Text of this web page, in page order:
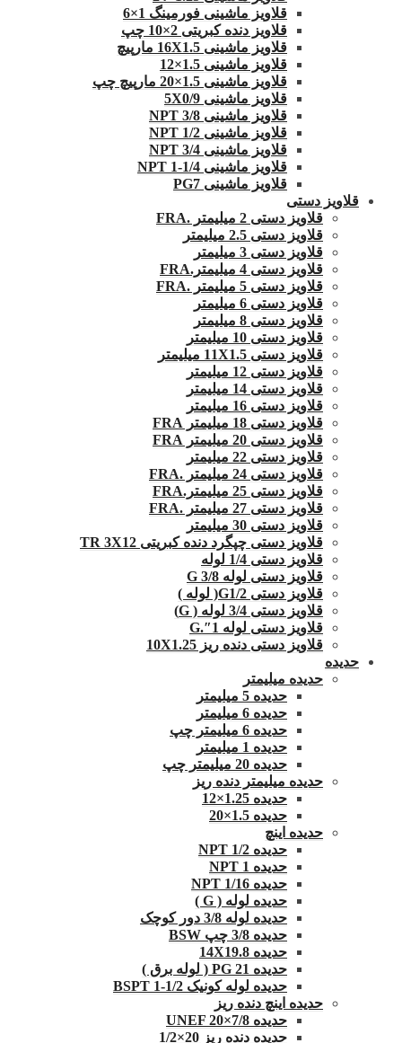
قلاویز ماشینی فورمینگ 1×6
قلاویز دنده کبریتی 2×10 چپ
قلاویز ماشینی 16X1.5 مارپیچ
قلاویز ماشینی 1.5×12
قلاویز ماشینی 1.5×20 مارپیچ چپ
قلاویز ماشینی 5X0/9
قلاویز ماشینی 3/8 NPT
قلاویز ماشینی 1/2 NPT
قلاویز ماشینی 3/4 NPT
قلاویز ماشینی 1/4-1 NPT
قلاویز ماشینی PG7
قلاویز دستی
قلاویز دستی 2 میلیمتر .FRA
قلاویز دستی 2.5 میلیمتر
قلاویز دستی 3 میلیمتر
قلاویز دستی 4 میلیمتر.FRA
قلاویز دستی 5 میلیمتر .FRA
قلاویز دستی 6 میلیمتر
قلاویز دستی 8 میلیمتر
قلاویز دستی 10 میلیمتر
قلاویز دستی 11X1.5 میلیمتر
قلاویز دستی 12 میلیمتر
قلاویز دستی 14 میلیمتر
قلاویز دستی 16 میلیمتر
قلاویز دستی 18 میلیمتر FRA
قلاویز دستی 20 میلیمتر FRA
قلاویز دستی 22 میلیمتر
قلاویز دستی 24 میلیمتر .FRA
قلاویز دستی 25 میلیمتر.FRA
قلاویز دستی 27 میلیمتر .FRA
قلاویز دستی 30 میلیمتر
قلاویز دستی چپگرد دنده کبریتی TR 3X12
قلاویز دستی 1/4 لوله
قلاویز دستی لوله G 3/8
قلاویز دستی G1/2( لوله )
قلاویز دستی 3/4 لوله ( G)
قلاویز دستی لوله 1″.G
قلاویز دستی دنده ریز 10X1.25
حدیده
حدیده میلیمتر
حدیده 5 میلیمتر
حدیده 6 میلیمتر
حدیده 6 میلیمتر چپ
حدیده 1 میلیمتر
حدیده 20 میلیمتر چپ
حدیده میلیمتر دنده ریز
حدیده 1.25×12
حدیده 1.5×20
حدیده اینچ
حدیده 1/2 NPT
حدیده NPT 1
حدیده 1/16 NPT
حدیده لوله ( G )
حدیده لوله 3/8 دور کوچک
حدیده 3/8 چپ BSW
حدیده 14X19.8
حدیده 21 PG ( لوله برق )
حدیده لوله کونیک 1/2-1 BSPT
حدیده اینچ دنده ریز
حدیده UNEF 20×7/8
حدیده دنده ریز 20×1/2